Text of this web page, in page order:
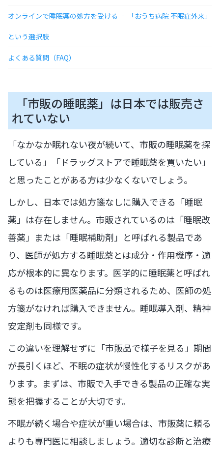
オンラインで睡眠薬の処方を受ける ‐ 「おうち病院 不眠症外来」
という選択肢
よくある質問（FAQ）
「市販の睡眠薬」は日本では販売さ
れていない
「なかなか眠れない夜が続いて、市販の睡眠薬を探
している」「ドラッグストアで睡眠薬を買いたい」
と思ったことがある方は少なくないでしょう。
しかし、日本では処方箋なしに購入できる「睡眠
薬」は存在しません。市販されているのは「睡眠改
善薬」または「睡眠補助剤」と呼ばれる製品であ
り、医師が処方する睡眠薬とは成分・作用機序・適
応が根本的に異なります。医学的に睡眠薬と呼ばれ
るものは医療用医薬品に分類されるため、医師の処
方箋がなければ購入できません。睡眠導入剤、精神
安定剤も同様です。
この違いを理解せずに「市販品で様子を見る」期間
が長引くほど、不眠の症状が慢性化するリスクがあ
ります。まずは、市販で入手できる製品の正確な実
態を把握することが大切です。
不眠が続く場合や症状が重い場合は、市販薬に頼る
よりも専門医に相談しましょう。適切な診断と治療